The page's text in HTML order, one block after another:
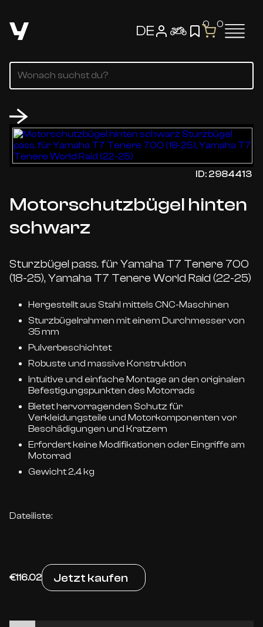
DE 0 0
ID: 2984413
Motorschutzbügel hinten
schwarz
Sturzbügel pass. für Yamaha T7 Tenere 700
(18-25), Yamaha T7 Tenere World Raid (22-25)
Hergestellt aus Stahl mittels CNC-Maschinen
Sturzbügelrahmen mit einem Durchmesser von
35 mm
Pulverbeschichtet
Robuste und massive Konstruktion
Intuitive und einfache Montage an den originalen
Befestigungspunkten des Motorrads
Bietet hervorragenden Schutz für
Verkleidungsteile und Motorkomponenten vor
Beschädigungen und Kratzern
Erfordert keine Modifikationen oder Eingriffe am
Motorrad
Gewicht 2,4 kg
Dateiliste:
€116.02 Jetzt kaufen